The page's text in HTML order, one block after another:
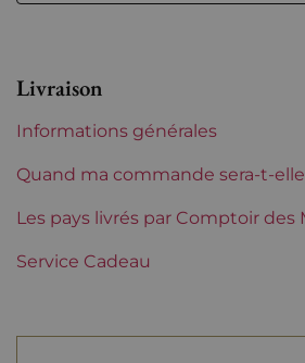
Niveau
Maturité À
Domaines du Rhône
Tranche de prix
Livraison
Informations générales
Quand ma commande sera-t-
Les pays livrés par Comptoir des
Service Cadeau